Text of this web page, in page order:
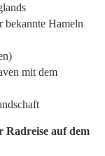
bekannte Hameln
mit dem
Radreise auf dem